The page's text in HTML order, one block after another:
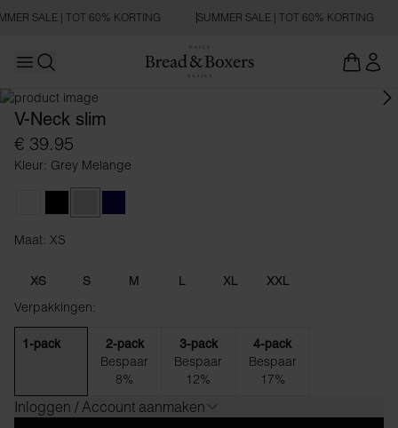
SALE | TOT 60% KORTING SUMMER SALE | TOT 60% KORTING
Open main menu
SLIM FIT
V-Neck slim
€ 39.95
Kleur: Grey Melange
Maat: XS
XS S M L XL XXL
Verpakkingen:
1-pack 2-pack
Bespaar
8%
3-pack
Bespaar
12%
4-pack
Bespaar
17%
Inloggen / Account aanmaken